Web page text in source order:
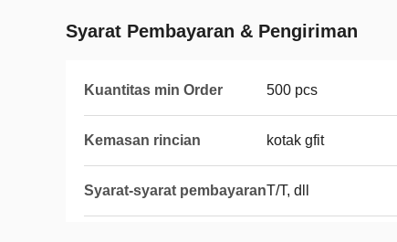
Syarat Pembayaran & Pengiriman
Kuantitas min Order 500 pcs
Kemasan rincian kotak gfit
Syarat-syarat pembayaranT/T, dll